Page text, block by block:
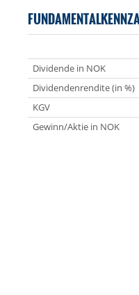
Dividende in NOK
Dividendenrendite (in %)
KGV
Gewinn/Aktie in NOK